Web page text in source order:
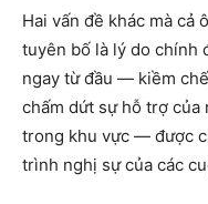
Hai vấn đề khác mà cả
tuyên bố là lý do chính
ngay từ đầu — kiềm
chấm dứt sự hỗ trợ của
trong khu vực — được
trình nghị sự của các